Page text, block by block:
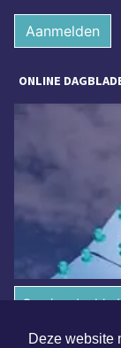
Deze website
Aanmelden
ONLINE
Overige